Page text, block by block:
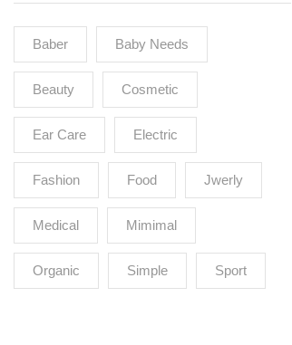
Baber Baby Needs
Beauty Cosmetic
Ear Care Electric
Fashion Food Jwerly
Medical Mimimal
Organic Simple Sport